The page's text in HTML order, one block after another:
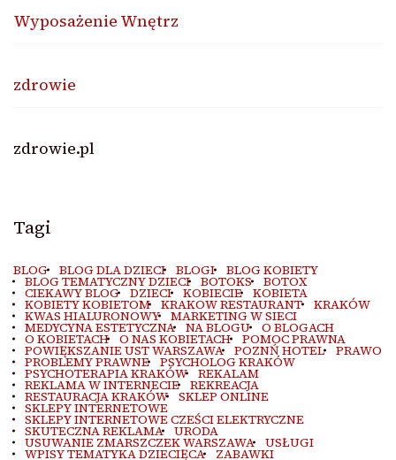
Wyposażenie Wnętrz
zdrowie
zdrowie.pl
Tagi
BLOG BLOG DLA DZIECI BLOGI BLOG KOBIETY
BLOG TEMATYCZNY DZIECI BOTOKS BOTOX
CIEKAWY BLOG DZIECI KOBIECIE KOBIETA
KOBIETY KOBIETOM KRAKOW RESTAURANT KRAKÓW
KWAS HIALURONOWY MARKETING W SIECI
MEDYCYNA ESTETYCZNA NA BLOGU O BLOGACH
O KOBIETACH O NAS KOBIETACH POMOC PRAWNA
POWIĘKSZANIE UST WARSZAWA POZNŃ HOTEL PRAWO
PROBLEMY PRAWNE PSYCHOLOG KRAKÓW
PSYCHOTERAPIA KRAKÓW REKALAM
REKLAMA W INTERNECIE REKREACJA
RESTAURACJA KRAKÓW SKLEP ONLINE
SKLEPY INTERNETOWE
SKLEPY INTERNETOWE CZEŚCI ELEKTRYCZNE
SKUTECZNA REKLAMA URODA
USUWANIE ZMARSZCZEK WARSZAWA USŁUGI
WPISY TEMATYKA DZIECIĘCA ZABAWKI